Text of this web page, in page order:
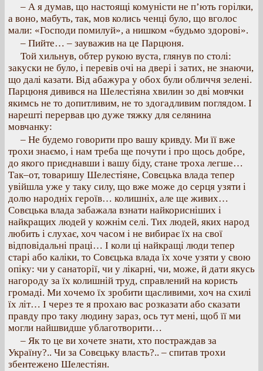
– А я думав, що настоящі комуністи не п’ють горілки,
а воно, мабуть, так, мов колись ченці було, що вголос
мали: «Господи помилуй», а нишком «будьмо здорові».
– Пийте… – зауважив на це Парцюня.
Той хильнув, обтер рукою вуста, глянув по столі:
закуски не було, і перевів очі на двері і затих, не знаючи,
що далі казати. Від абажура у обох були обличчя зелені.
Парцюня дивився на Шелестіяна хвилин зо дві мовчки
якимсь не то допитливим, не то здогадливим поглядом. І
нарешті перервав цю дуже тяжку для селянина
мовчанку:
– Не будемо говорити про вашу кривду. Ми її вже
трохи знаємо, і нам треба ще почути і про щось добре,
до якого приєднавши і вашу біду, стане троха легше…
Так–от, товаришу Шелестіяне, Совєцька влада тепер
увійшла уже у таку силу, що вже може до серця узяти і
долю народніх героїв… колишніх, але ще живих…
Совєцька влада забажала взнати найкорисніших і
найкращих людей у кожнім селі. Тих людей, яких народ
любить і слухає, хоч часом і не вибирає їх на свої
відповідальні праці… І коли ці найкращі люди тепер
старі або каліки, то Совєцька влада їх хоче узяти у свою
опіку: чи у санаторії, чи у лікарні, чи, може, й дати якусь
нагороду за їх колишній труд, справлений на користь
громаді. Ми хочемо їх зробити щасливими, хоч на схилі
їх літ… І через те я прохаю вас розказати або сказати
правду про таку людину зараз, ось тут мені, щоб її ми
могли найшвидше ублаготворити…
– Як то це ви хочете знати, хто постраждав за
Україну?.. Чи за Совєцьку власть?.. – спитав трохи
збентежено Шелестіян.